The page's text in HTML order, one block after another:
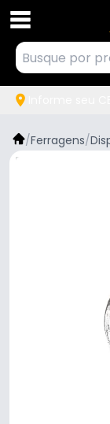
/Ferragens/